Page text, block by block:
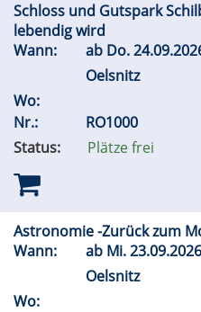
Schloss und Gutspark
lebendig wird
Wann:
ab Do.
Oelsnitz
Wo:
Nr.:
RO1000
Status:
Plätze frei
Astronomie -Zurück zum
Wann:
ab Mi.
Oelsnitz
Wo: